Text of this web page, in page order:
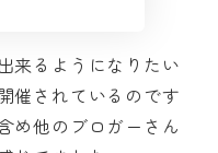
来るようになりたい
催されているのです
め他のブロガーさん